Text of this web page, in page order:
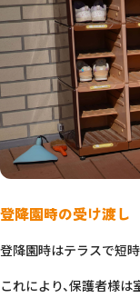
登降園時の受け渡し
登降園時はテラスで短
これにより、保護者様